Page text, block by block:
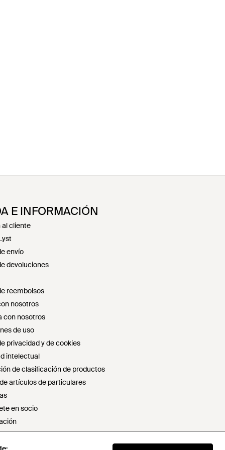
E INFORMACIÓN
al cliente
envío
devoluciones
reembolsos
nosotros
con nosotros
de uso
privacidad y de cookies
intelectual
de clasificación de productos
artículos de particulares
en socio
ni compartir mi información personal
sobre la esclavitud moderna